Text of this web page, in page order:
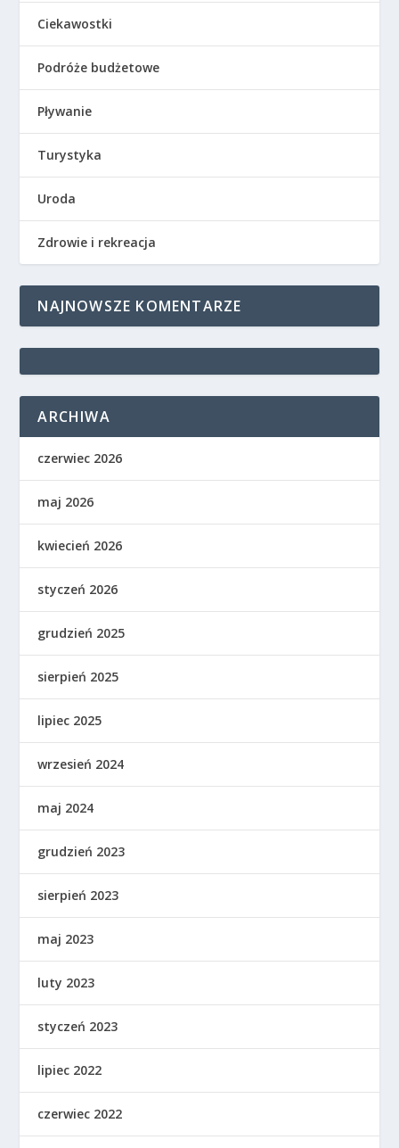
Ciekawostki
Podróże budżetowe
Pływanie
Turystyka
Uroda
Zdrowie i rekreacja
NAJNOWSZE KOMENTARZE
ARCHIWA
czerwiec 2026
maj 2026
kwiecień 2026
styczeń 2026
grudzień 2025
sierpień 2025
lipiec 2025
wrzesień 2024
maj 2024
grudzień 2023
sierpień 2023
maj 2023
luty 2023
styczeń 2023
lipiec 2022
czerwiec 2022